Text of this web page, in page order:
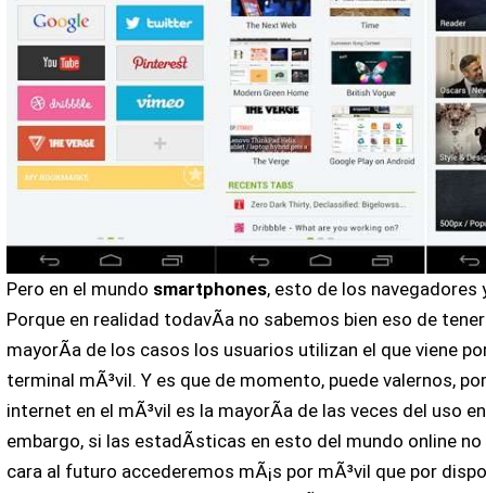
Pero en el mundo smartphones, esto de los navegadores
Porque en realidad todavÃ­a no sabemos bien eso de
mayorÃ­a de los casos los usuarios utilizan el que viene
terminal mÃ³vil. Y es que de momento, puede valernos,
internet en el mÃ³vil es la mayorÃ­a de las veces del uso
embargo, si las estadÃ­sticas en esto del mundo online no
cara al futuro accederemos mÃ¡s por mÃ³vil que por